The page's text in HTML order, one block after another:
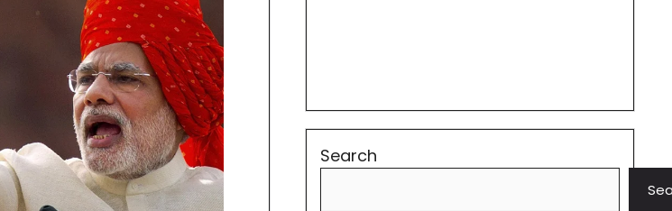
Search